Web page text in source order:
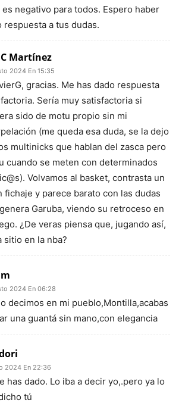
negativo para todos. Espero haber
respuesta a tus dudas.
Martínez
2024 En 15:35
gracias. Me has dado respuesta
Sería muy satisfactoria si
sido de motu propio sin mi
(me queda esa duda, se la dejo
multinicks que hablan del zasca pero
cuando se meten con determinados
Volvamos al basket, contrasta un
fichaje y parece barato con las dudas
Garuba, viendo su retroceso en
¿De veras piensa que, jugando así,
sitio en la nba?
2024 En 06:28
decimos en mi pueblo,Montilla,acabas
una guantá sin mano,con elegancia
2024 En 22:36
has dado. Lo iba a decir yo,.pero ya lo
tú